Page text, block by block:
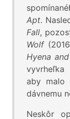
Apt.
Fall,
Wolf
Hyena
aby
dávnemu
Neskôr